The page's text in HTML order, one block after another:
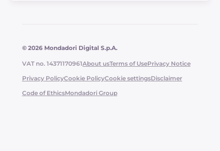
© 2026 Mondadori Digital S.p.A.
VAT no. 14371170961About usTerms of UsePrivacy Notice
Privacy PolicyCookie PolicyCookie settingsDisclaimer
Code of EthicsMondadori Group